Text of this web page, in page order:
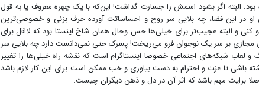
بود. البته اگر بشود اسمش را جسارت گذاشت! این‌که با یک چهره معروف یا به قول
او در این فضا، چه بلایی سر روح و احساساتت آورده حرف بزنی و خصوصی‌ترین
کنی و البته عجیب‌تر برای خیلی‌ها حس وحال همان شاخ اینستا بود که لااقل برای
مجازی بر سر یک نوجوان فرو می‌ریخت! پسرک حتی نمی‌دانست دارد چه بلایی سر
شبکه‌های اجتماعی خصوصا اینستاگرام است که نقشه راه خیلی‌ها را تغییر
باشی تا عزت و احترام به دست بیاوری و خب ممکن است برای این کار لازم باشد
برایت مهم باشد که اثر آن در دل و ذهن دیگران چیست.